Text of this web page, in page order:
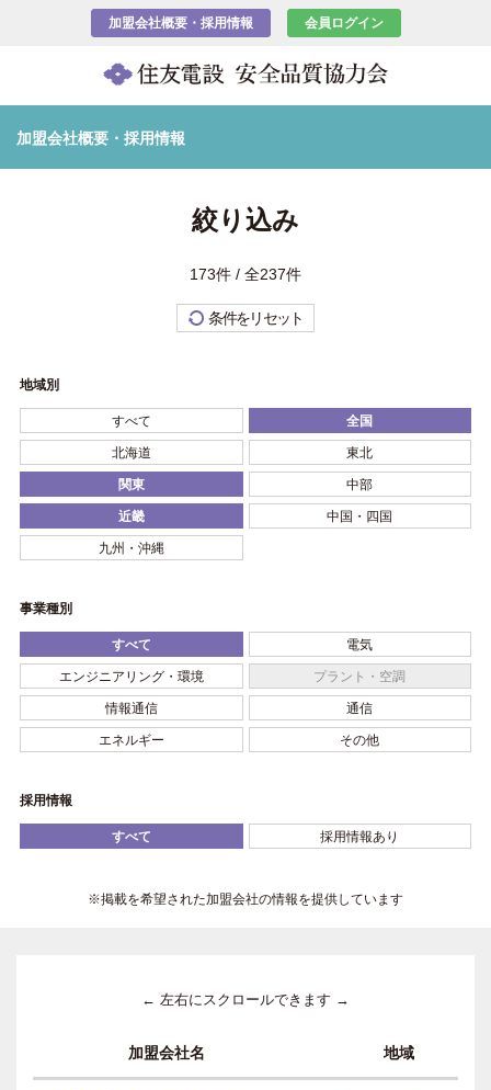
加盟会社概要・採用情報 会員ログイン
加盟会社概要・採用情報
絞り込み
173件 / 全237件
条件をリセット
地域別
すべて 全国
北海道 東北
関東 中部
近畿 中国・四国
九州・沖縄
事業種別
すべて 電気
エンジニアリング・環境 プラント・空調
情報通信 通信
エネルギー その他
採用情報
すべて 採用情報あり
※掲載を希望された加盟会社の情報を提供しています
← 左右にスクロールできます →
加盟会社名 地域